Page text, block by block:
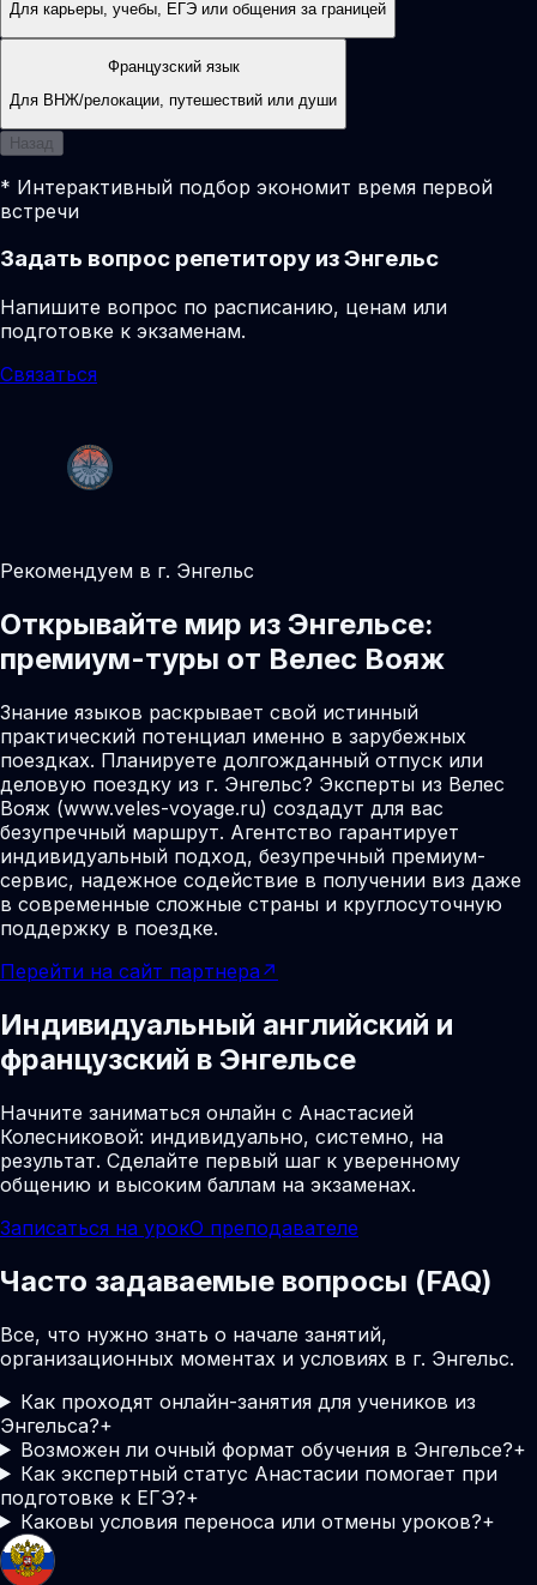
Для карьеры, учебы, ЕГЭ или общения за границей
Французский язык
Для ВНЖ/релокации, путешествий или души
Назад
* Интерактивный подбор экономит время первой
встречи
Задать вопрос репетитору из Энгельс
Напишите вопрос по расписанию, ценам или
подготовке к экзаменам.
Связаться
Рекомендуем в г. Энгельс
Открывайте мир из Энгельсе:
премиум-туры от Велес Вояж
Знание языков раскрывает свой истинный
практический потенциал именно в зарубежных
поездках. Планируете долгожданный отпуск или
деловую поездку из г. Энгельс? Эксперты из Велес
Вояж (www.veles-voyage.ru) создадут для вас
безупречный маршрут. Агентство гарантирует
индивидуальный подход, безупречный премиум-
сервис, надежное содействие в получении виз даже
в современные сложные страны и круглосуточную
поддержку в поездке.
Перейти на сайт партнера ↗
Индивидуальный английский и
французский в Энгельсе
Начните заниматься онлайн с Анастасией
Колесниковой: индивидуально, системно, на
результат. Сделайте первый шаг к уверенному
общению и высоким баллам на экзаменах.
Записаться на урокО преподавателе
Часто задаваемые вопросы (FAQ)
Все, что нужно знать о начале занятий,
организационных моментах и условиях в г. Энгельс.
Как проходят онлайн-занятия для учеников из
Энгельса?+
Возможен ли очный формат обучения в Энгельсе?+
Как экспертный статус Анастасии помогает при
подготовке к ЕГЭ?+
Каковы условия переноса или отмены уроков?+